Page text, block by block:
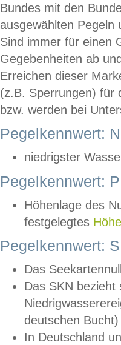
Bundes mit den
ausgewählten
Sind immer für einen
Gegebenheiten ab
Erreichen dieser
(z.B. Sperrungen) für
bzw. werden bei
Pegelkennwert:
niedrigster
Pegelkennwert:
Höhenlage des
festgelegtes
Pegelkennwert:
Das
Das SKN
deutschen
In Deutschland